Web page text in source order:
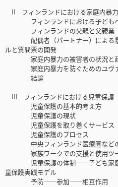
II フィンランドにおける家庭内暴
フィンランドにおける子どもへ
フィンランドの父親と父親業
配偶者（パートナー）による暴
ルと質問票の開発
家庭内暴力の被害者の状況と政
家庭内暴力を防ぐためのユヴァ
結論
III フィンランドにおける児童保護
児童保護の基本的考え方
児童保護の現状
児童保護を取り巻くサービス
児童保護のプロセス
中央フィンランド医療圏など
家族ワークでの支援と使用ツ
児童保護の体制――子ども家庭
童保護実践モデル
予防――参加――相互作用